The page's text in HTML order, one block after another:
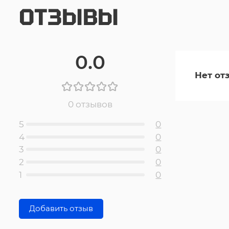
ОТЗЫВЫ
0.0
0 отзывов
5
0
4
0
3
0
2
0
1
0
Добавить отзыв
Нет